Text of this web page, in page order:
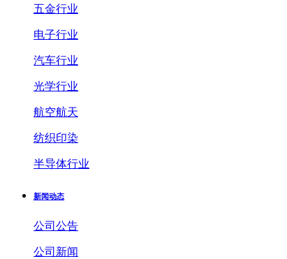
五金行业
电子行业
汽车行业
光学行业
航空航天
纺织印染
半导体行业
新闻动态
公司公告
公司新闻